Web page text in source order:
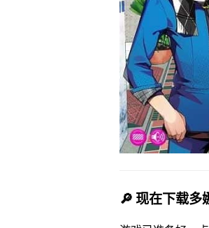
🔎 现在下载多